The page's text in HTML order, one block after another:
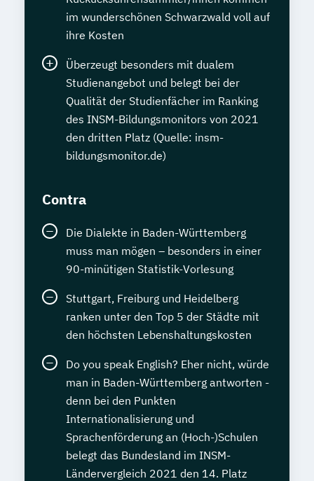
im wunderschönen Schwarzwald voll auf
ihre Kosten
Überzeugt besonders mit dualem
Studienangebot und belegt bei der
Qualität der Studienfächer im Ranking
des INSM-Bildungsmonitors von 2021
den dritten Platz (Quelle: insm-
bildungsmonitor.de)
Contra
Die Dialekte in Baden-Württemberg
muss man mögen – besonders in einer
90-minütigen Statistik-Vorlesung
Stuttgart, Freiburg und Heidelberg
ranken unter den Top 5 der Städte mit
den höchsten Lebenshaltungskosten
Do you speak English? Eher nicht, würde
man in Baden-Württemberg antworten -
denn bei den Punkten
Internationalisierung und
Sprachenförderung an (Hoch-)Schulen
belegt das Bundesland im INSM-
Ländervergleich 2021 den 14. Platz